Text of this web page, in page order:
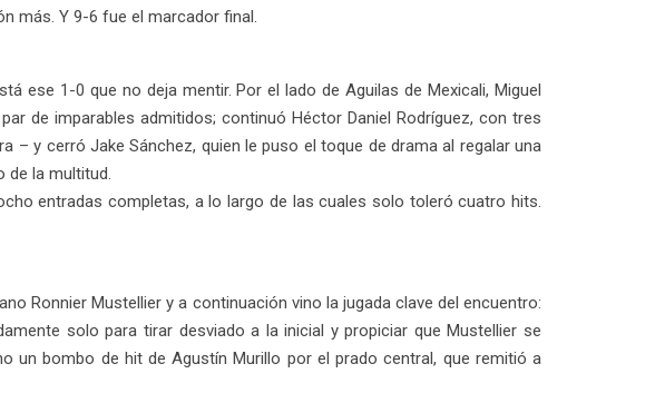
más. Y 9-6 fue el marcador final.
ese 1-0 que no deja mentir. Por el lado de Aguilas de Mexicali, Miguel
de imparables admitidos; continuó Héctor Daniel Rodríguez, con tres
y cerró Jake Sánchez, quien le puso el toque de drama al regalar una
de la multitud.
entradas completas, a lo largo de las cuales solo toleró cuatro hits.
Ronnier Mustellier y a continuación vino la jugada clave del encuentro:
solo para tirar desviado a la inicial y propiciar que Mustellier se
un bombo de hit de Agustín Murillo por el prado central, que remitió a